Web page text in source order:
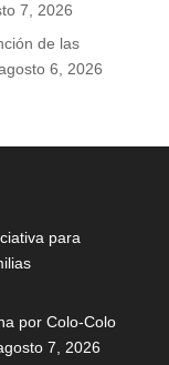
7, 2026
de las
6, 2026
para
por Colo-Colo
7, 2026